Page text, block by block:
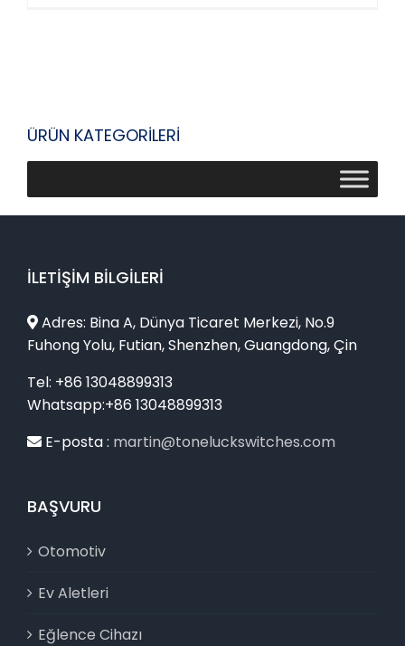
ÜRÜN KATEGORİLERİ
İLETIŞIM BILGILERI
Adres: Bina A, Dünya Ticaret Merkezi, No.9
Fuhong Yolu, Futian, Shenzhen, Guangdong, Çin
Tel: +86 13048899313
Whatsapp:+86 13048899313
E-posta : martin@toneluckswitches.com
BAŞVURU
Otomotiv
Ev Aletleri
Eğlence Cihazı